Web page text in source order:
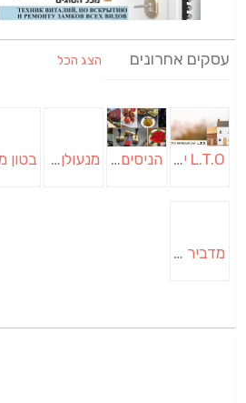
עסקים אחרונים הצג הכל
L.T.O יעוץ משכנתאות וכלכלת משפחה | יועץ משכנתאות באשכול הניסים של השף | מסעדת שף בבית | ארוחות גורמה מנעולן בבאר שבע | מנעולן באופקים | ויטלי המנעולן
מדביר בבאר שבע | הדברה בבאר שבע | יוגב הדברות